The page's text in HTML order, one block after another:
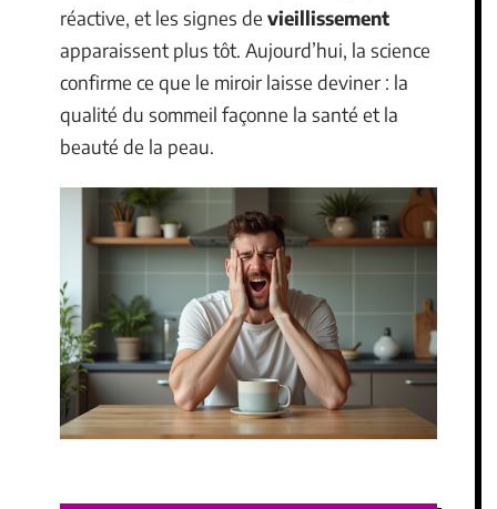
réactive, et les signes de vieillissement
apparaissent plus tôt. Aujourd’hui, la science
confirme ce que le miroir laisse deviner : la
qualité du sommeil façonne la santé et la
beauté de la peau.